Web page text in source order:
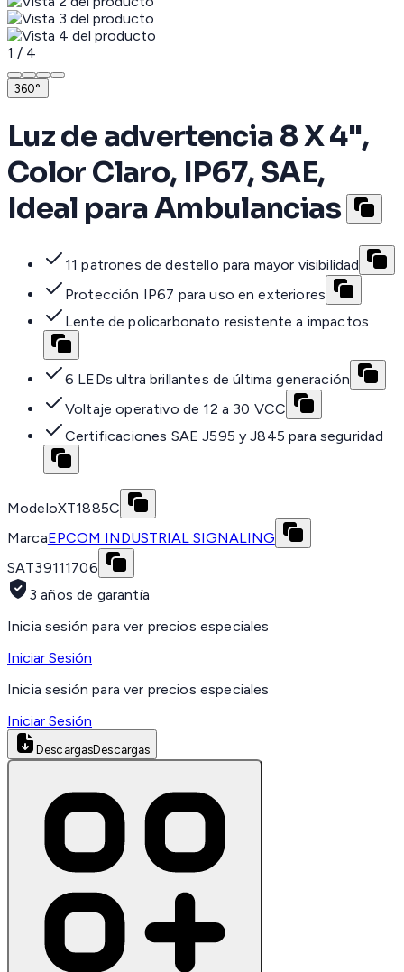
1 / 4
360°
Luz de advertencia 8 X 4",
Color Claro, IP67, SAE,
Ideal para Ambulancias
11 patrones de destello para mayor visibilidad
Protección IP67 para uso en exteriores
Lente de policarbonato resistente a impactos
6 LEDs ultra brillantes de última generación
Voltaje operativo de 12 a 30 VCC
Certificaciones SAE J595 y J845 para seguridad
ModeloXT1885C
MarcaEPCOM INDUSTRIAL SIGNALING
SAT39111706
3 años de garantía
Inicia sesión para ver precios especiales
Iniciar Sesión
Inicia sesión para ver precios especiales
Iniciar Sesión
DescargasDescargas